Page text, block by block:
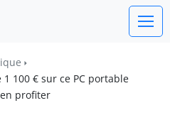
100 € sur ce PC portable
profiter